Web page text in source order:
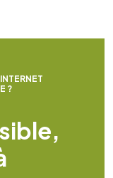
INTERNET
E ?
sible,